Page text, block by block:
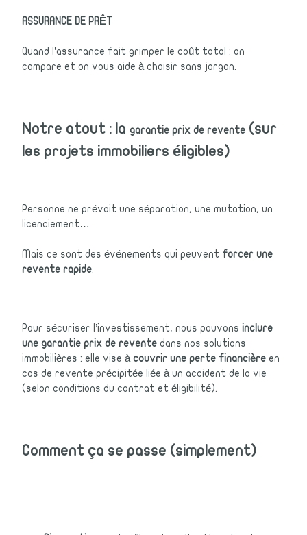
ASSURANCE DE PRÊT
Quand l’assurance fait grimper le coût total : on
compare et on vous aide à choisir sans jargon.
Notre atout : la garantie prix de revente (sur
les projets immobiliers éligibles)
Personne ne prévoit une séparation, une mutation, un
licenciement…
Mais ce sont des événements qui peuvent forcer une
revente rapide.
Pour sécuriser l’investissement, nous pouvonsinclure
une garantie prix de revente dans nos solutions
immobilières : elle vise àcouvrir une perte financière en
cas de revente précipitée liée à un accident de la vie
(selon conditions du contrat et éligibilité).
Comment ça se passe (simplement)